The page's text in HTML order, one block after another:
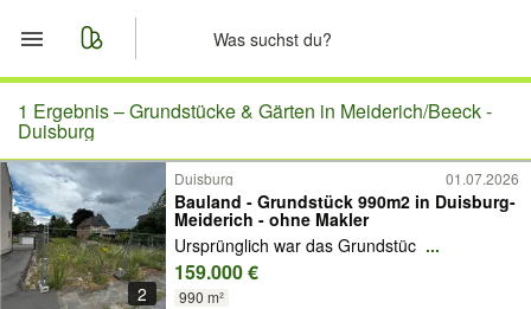
Start
Merkliste
Nachrichten
Anzeige aufgeben
1 Ergebnis –Grundstücke & Gärten in Meiderich/Beeck -
Duisburg
2
Duisburg 01.07.2026
Bauland - Grundstück 990m2 in Duisburg-
Meiderich - ohne Makler
Ursprünglich war das Grundstüc ...
159.000 €
990 m²